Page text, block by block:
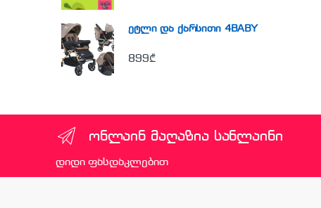
ეტლი და ქარსითი 4BABY
899₾
ონლაინ მაღაზია სანლაინი
დიდი ფასდაკლებით